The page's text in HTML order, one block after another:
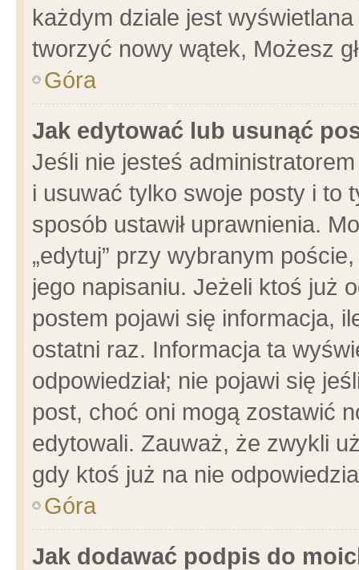
każdym dziale jest
tworzyć nowy wątek, Możesz
Góra
Jak edytować lub usunąć
Jeśli nie jesteś
i usuwać tylko swoje posty i to
sposób ustawił uprawnienia.
„edytuj” przy wybranym
jego napisaniu. Jeżeli ktoś już
postem pojawi się informacja,
ostatni raz. Informacja ta
odpowiedział; nie pojawi się
post, choć oni mogą zostawić
edytowali. Zauważ, że zwykli
gdy ktoś już na nie
Góra
Jak dodawać podpis do